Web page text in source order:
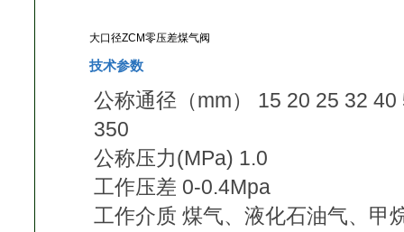
大口径ZCM零压差煤气阀
技术参数
公称通径（mm） 15 20 25 32
350
公称压力(MPa) 1.0
工作压差 0-0.4Mpa
工作介质 煤气、液化石油气、甲